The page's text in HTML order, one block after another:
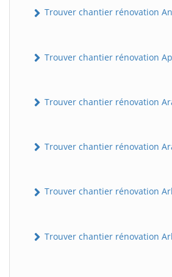
Trouver chantier rénovation
Trouver chantier rénovation
Trouver chantier rénovation
Trouver chantier rénovation
Trouver chantier rénovation
Trouver chantier rénovation